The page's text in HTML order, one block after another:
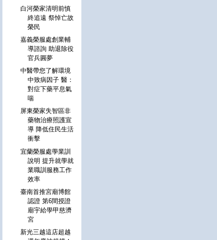
白河榮家清明前慎
終追遠 祭悼亡故
榮民
嘉義榮服處創業輔
導諮詢 助退除役
官兵圓夢
中醫帶您了解環境
中致病因子 醫：
對症下藥平息氣
喘
屏東榮家失智區非
藥物治療照護宣
導 降低住民生活
衝擊
宜蘭榮服處學業訓
說明 提升就學就
業職訓服務工作
效率
臺南首推宮廟博館
認證 第6間授證
廟宇給學甲慈濟
宮
新光三越這店超越